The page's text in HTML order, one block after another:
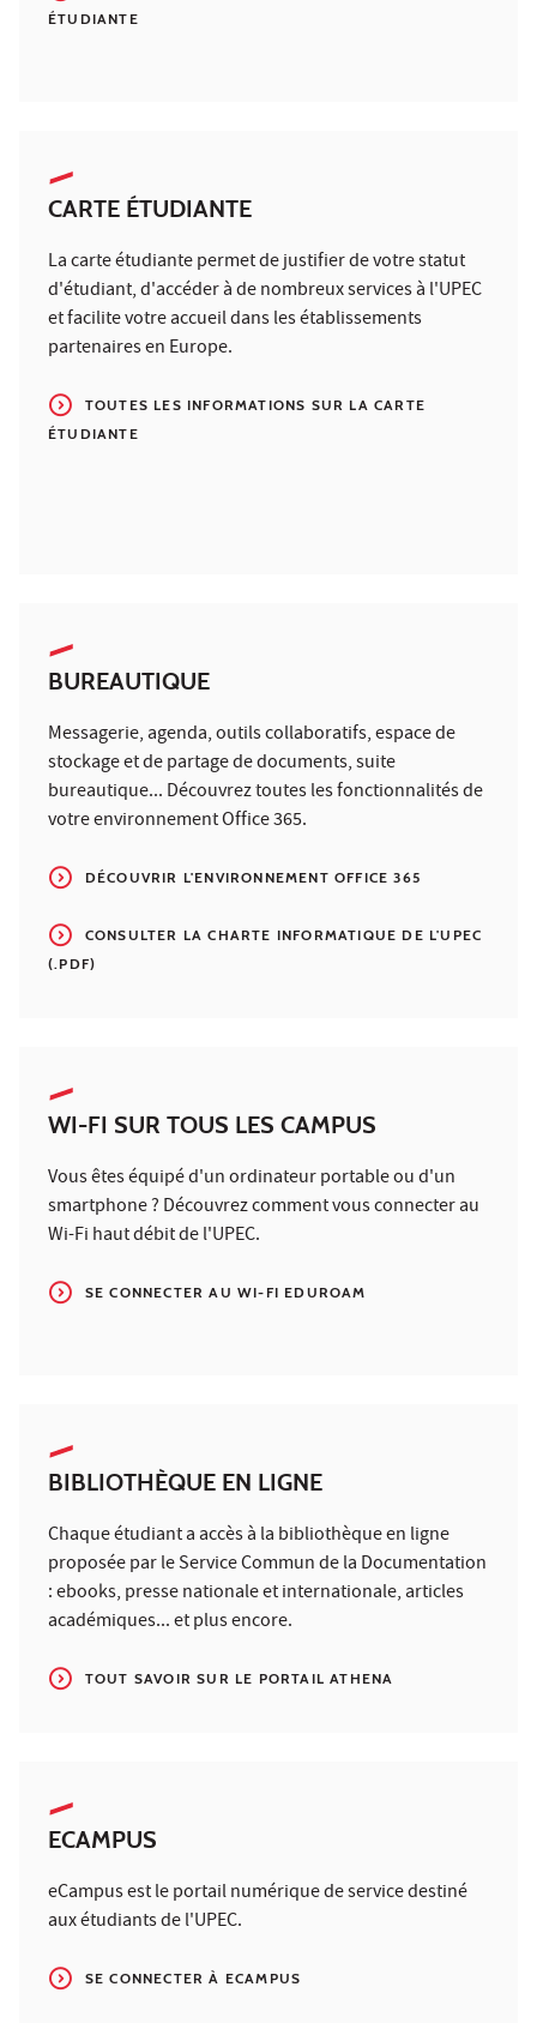
ÉTUDIANTE
CARTE ÉTUDIANTE
La carte étudiante permet de justifier de votre statut
d'étudiant, d'accéder à de nombreux services à l'UPEC
et facilite votre accueil dans les établissements
partenaires en Europe.
TOUTES LES INFORMATIONS SUR LA CARTE
ÉTUDIANTE
BUREAUTIQUE
Messagerie, agenda, outils collaboratifs, espace de
stockage et de partage de documents, suite
bureautique... Découvrez toutes les fonctionnalités de
votre environnement Office 365.
DÉCOUVRIR L'ENVIRONNEMENT OFFICE 365
CONSULTER LA CHARTE INFORMATIQUE DE L'UPEC
(.PDF)
WI-FI SUR TOUS LES CAMPUS
Vous êtes équipé d'un ordinateur portable ou d'un
smartphone ? Découvrez comment vous connecter au
Wi-Fi haut débit de l'UPEC.
SE CONNECTER AU WI-FI EDUROAM
BIBLIOTHÈQUE EN LIGNE
Chaque étudiant a accès à la bibliothèque en ligne
proposée par le Service Commun de la Documentation
: ebooks, presse nationale et internationale, articles
académiques... et plus encore.
TOUT SAVOIR SUR LE PORTAIL ATHENA
ECAMPUS
eCampus est le portail numérique de service destiné
aux étudiants de l'UPEC.
SE CONNECTER À ECAMPUS